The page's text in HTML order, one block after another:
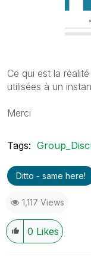
Ce qui est la
utilisées à un
Merci
Tags:
Ditto - same here!
1,117 Views
0 Likes